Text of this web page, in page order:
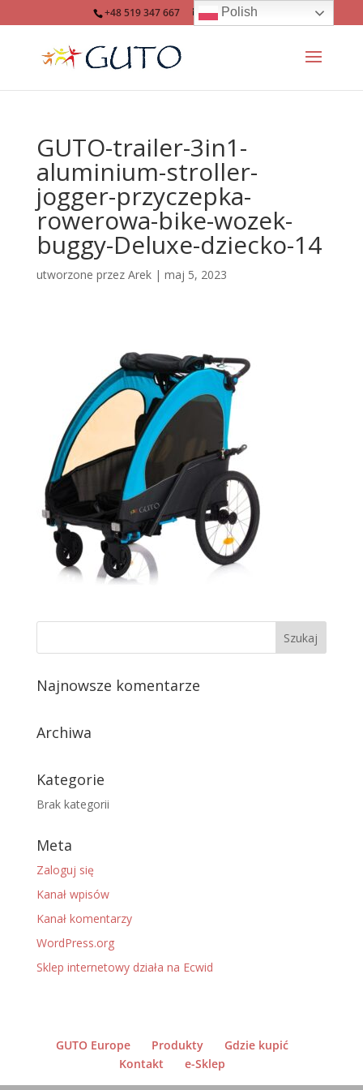
+48 519 347 667 info@guto.eu
GUTO-trailer-3in1-
aluminium-stroller-
jogger-przyczepka-
rowerowa-bike-wozek-
buggy-Deluxe-dziecko-14
utworzone przez Arek| maj 5, 2023
Najnowsze komentarze
Archiwa
Kategorie
Brak kategorii
Meta
Zaloguj się
Kanał wpisów
Kanał komentarzy
WordPress.org
Sklep internetowy działa na Ecwid
GUTO Europe Produkty
Gdzie kupić
Kontakt
e-Sklep
Polish